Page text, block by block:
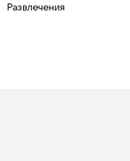
· Развлечения